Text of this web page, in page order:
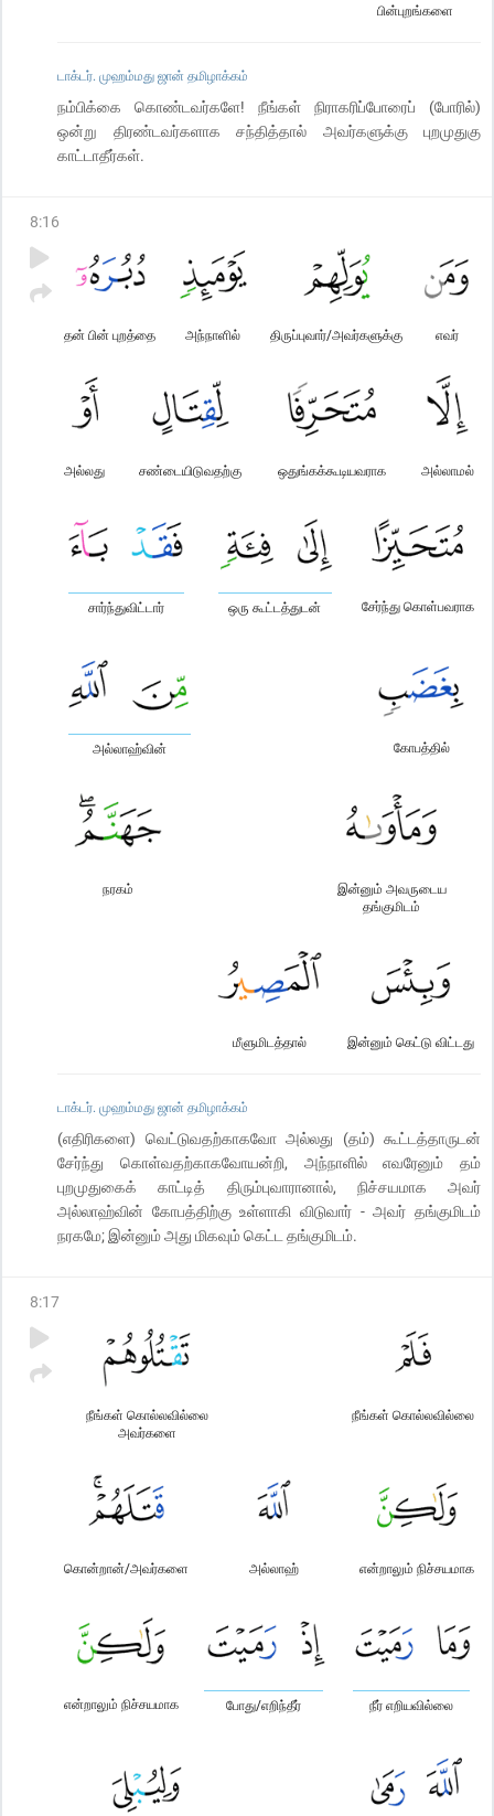
பின்புறங்களை
டாக்டர். முஹம்மது ஜான் தமிழாக்கம்
நம்பிக்கை கொண்டவர்களே! நீங்கள் நிராகரிப்போரைப் (போரில்)
ஒன்று திரண்டவர்களாக சந்தித்தால் அவர்களுக்கு புறமுதுகு
காட்டாதீர்கள்.
8:16
எவர்
திருப்புவார்/அவர்களுக்கு
அந்நாளில்
தன் பின் புறத்தை
அல்லாமல்
ஒதுங்கக்கூடியவராக
சண்டையிடுவதற்கு
அல்லது
சேர்ந்து கொள்பவராக
ஒரு கூட்டத்துடன்
சார்ந்துவிட்டார்
கோபத்தில்
அல்லாஹ்வின்
இன்னும் அவருடைய
தங்குமிடம்
நரகம்
இன்னும் கெட்டு விட்டது
மீளுமிடத்தால்
டாக்டர். முஹம்மது ஜான் தமிழாக்கம்
(எதிரிகளை) வெட்டுவதற்காகவோ அல்லது (தம்) கூட்டத்தாருடன்
சேர்ந்து கொள்வதற்காகவோயன்றி, அந்நாளில் எவரேனும் தம்
புறமுதுகைக் காட்டித் திரும்புவாரானால், நிச்சயமாக அவர்
அல்லாஹ்வின் கோபத்திற்கு உள்ளாகி விடுவார் - அவர் தங்குமிடம்
நரகமே; இன்னும் அது மிகவும் கெட்ட தங்குமிடம்.
8:17
நீங்கள் கொல்லவில்லை
நீங்கள் கொல்லவில்லை
அவர்களை
என்றாலும் நிச்சயமாக
அல்லாஹ்
கொன்றான்/அவர்களை
நீர் எறியவில்லை
போது/எறிந்தீர்
என்றாலும் நிச்சயமாக